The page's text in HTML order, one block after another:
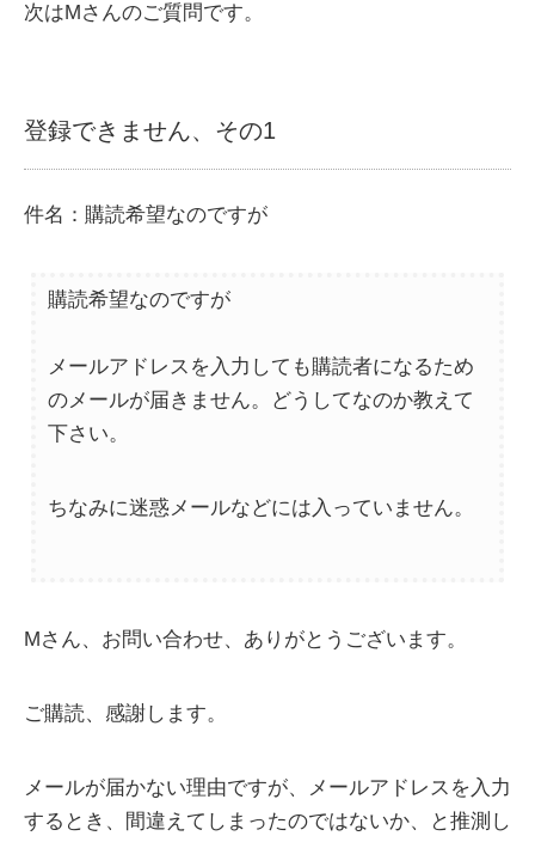
次はMさんのご質問です。
登録できません、その1
件名：購読希望なのですが
購読希望なのですが
メールアドレスを入力しても購読者になるため
のメールが届きません。どうしてなのか教えて
下さい。
ちなみに迷惑メールなどには入っていません。
Mさん、お問い合わせ、ありがとうございます。
ご購読、感謝します。
メールが届かない理由ですが、メールアドレスを入力
するとき、間違えてしまったのではないか、と推測し